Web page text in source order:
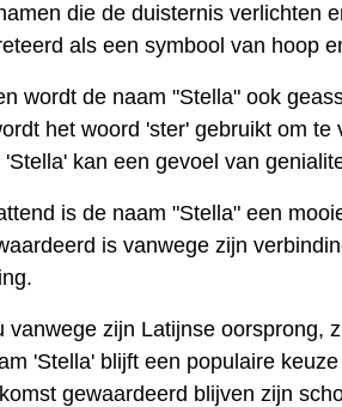
die de duisternis verlichten
als een symbool van hoop
wordt de naam "Stella" ook
het woord 'ster' gebruikt om
kan een gevoel van
is de naam "Stella" een
is vanwege zijn
vanwege zijn Latijnse oorsprong,
'Stella' blijft een populaire
gewaardeerd blijven zijn